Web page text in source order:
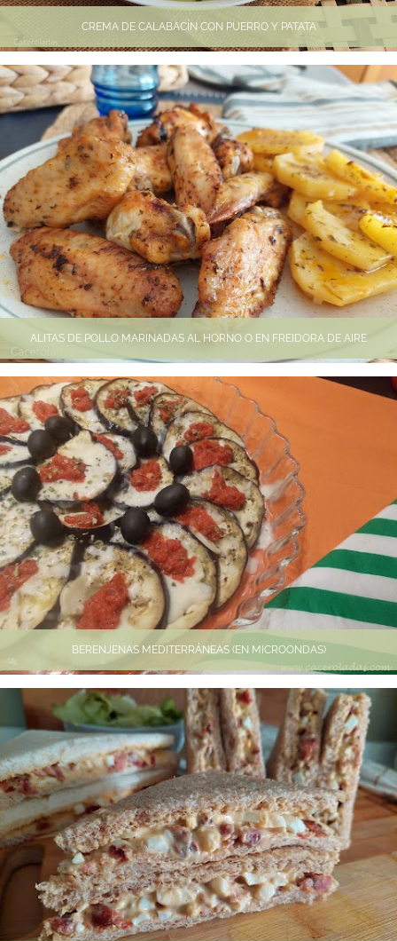
CREMA DE CALABACÍN CON PUERRO Y PATATA
ALITAS DE POLLO MARINADAS AL HORNO O EN FREIDORA DE AIRE
BERENJENAS MEDITERRÁNEAS (EN MICROONDAS)